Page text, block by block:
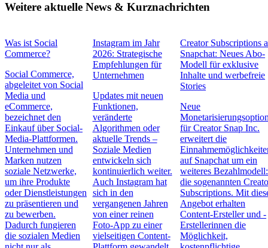
Weitere aktuelle News & Kurznachrichten
Was ist Social
Commerce?
Social Commerce,
abgeleitet von Social
Media und
eCommerce,
bezeichnet den
Einkauf über Social-
Media-Plattformen.
Unternehmen und
Marken nutzen
soziale Netzwerke,
um ihre Produkte
oder Dienstleistungen
zu präsentieren und
zu bewerben.
Dadurch fungieren
die sozialen Medien
Instagram im Jahr
2026: Strategische
Empfehlungen für
Unternehmen
Updates mit neuen
Funktionen,
veränderte
Algorithmen oder
aktuelle Trends –
Soziale Medien
entwickeln sich
kontinuierlich weiter.
Auch Instagram hat
sich in den
vergangenen Jahren
von einer reinen
Foto-App zu einer
vielseitigen Content-
Creator Subscriptions
Snapchat: Neues Abo-
Modell für exklusive
Inhalte und werbefreie
Stories
Neue
für Creator Snap Inc.
erweitert die
auf Snapchat um ein
weiteres Bezahlmodell:
die sogenannten
Subscriptions. Mit
Angebot erhalten
Content-Ersteller und -
Erstellerinnen die
Möglichkeit,